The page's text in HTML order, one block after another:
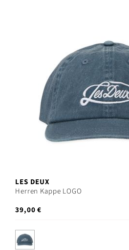
LES DEUX
Herren Kappe LOGO
39,00 €